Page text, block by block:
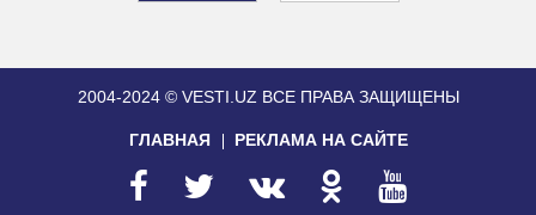
2004-2024 © VESTI.UZ ВСЕ ПРАВА ЗАЩИЩЕНЫ
ГЛАВНАЯ РЕКЛАМА НА САЙТЕ